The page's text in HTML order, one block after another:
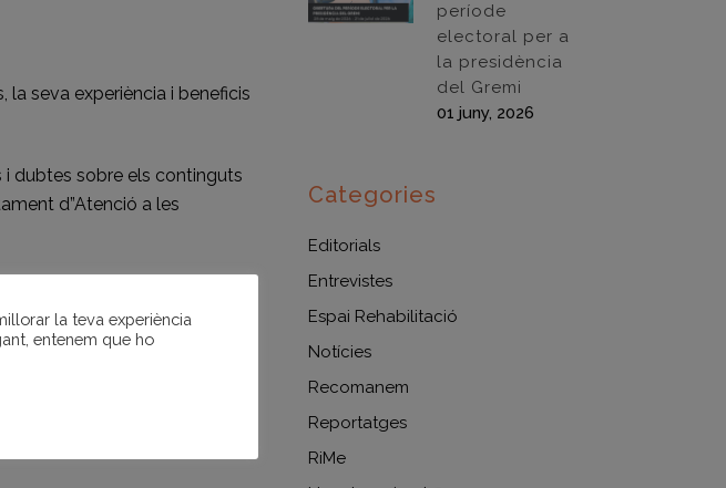
la seva experiència i beneficis
i dubtes sobre els continguts
d”Atenció a les
període
electoral per a
la presidència
del Gremi
01 juny, 2026
Categories
Editorials
Entrevistes
Espai Rehabilitació
Notícies
Recomanem
Reportatges
RiMe
la teva experiència
entenem que ho